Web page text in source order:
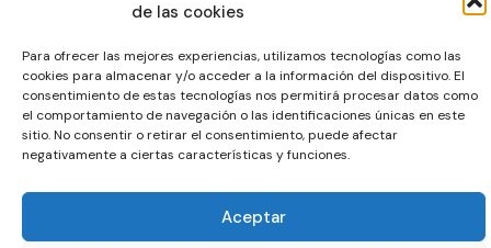
de las cookies
Para ofrecer las mejores experiencias, utilizamos tecnologías como las
cookies para almacenar y/o acceder a la información del dispositivo. El
consentimiento de estas tecnologías nos permitirá procesar datos como
el comportamiento de navegación o las identificaciones únicas en este
sitio. No consentir o retirar el consentimiento, puede afectar
negativamente a ciertas características y funciones.
Aceptar
© La Servilleta - El Blog de Paco Prieto
Política de cookiesPolítica de privacidad